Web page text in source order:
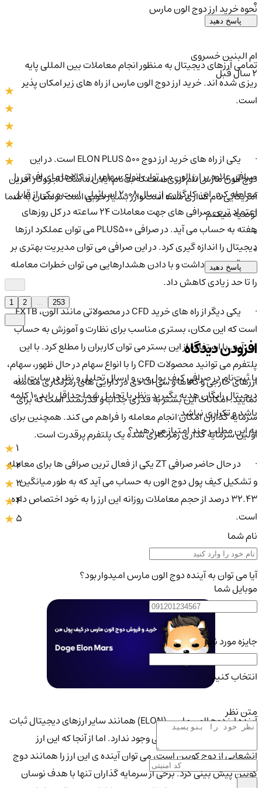
نحوه خرید ارز دوج الون مارس
تمامی ارزهای دیجیتال به منظور انجام معاملات بین المللی پایه
ریزی شده اند. خرید ارز دوج الون مارس از راه های زیر امکان پذیر
است.
· یکی از راه های خرید ارز دوج ELON PLUS 500 است. در این
صرافی علاوه بر ارز الون می توان انواع سهام، ارز، کالاها و ای اف تی را
معامله کرد. این کارگزاری از سال 2008 اسرائیلی است و یکی از قابل
اعتماد ترین صرافی های جهت معاملات 24 ساعته در کل روزهای
هفته به حساب می آید. در صرافی PLUS500 می توان عملکرد ارزها
دیجیتال را اندازه گیری کرد. در این صرافی می توان مدیریت بهتری بر
روی قیمت ها داشت و با دادن هشدارهایی می توان خطرات معامله
را تا حد زیادی کاهش داد.
· یکی دیگر از راه های خرید CFD در محصولاتی مانند الون، FXTB
است که این مکان، بستری مناسب برای نظارت و آموزش به حساب
می آید. با استفاده از این بستر می توان کاربران را مطلع کرد. با این
پلتفرم می توانید محصولات CFD را با انواع سهام در حال ظهور، سهام،
ارزهای خارجی و کالاها و سی اف دی در دارایی های رمزنگاری معامله
نمایید. امکانات این بستر به قدری جذاب و قدرتمند است که برای
سرمایه گذاران امکان انجام معامله را فراهم می کند. همچنین برای
اولین سرمایه گذاری رمزنگاری شده یک پلتفرم پرقدرت است.
· در حال حاضر صرافی ZT یکی از فعال ترین صرافی ها برای معامله
و تشکیل کیف پول دوج الون به حساب می آید که به طور میانگین
32.43 درصد از حجم معاملات روزانه این ارز را به خود اختصاص داده
است.
آیا می توان به آینده دوج الون مارس امیدوار بود؟
آینده ارز دوج الون مارس (ELON) همانند سایر ارزهای دیجیتال ثبات
خاصی ندارند و هیچ تضمینی وجود ندارد. اما از آنجا که این ارز
انشعابی از دوج کویین است، می توان آینده ی این ارز را همانند دوج
کویین پیش بینی کرد. برخی از سرمایه گذاران تنها با هدف نوسان
پاسخ دهید
ام البنین خسروی
دوج آلون مارس نام ارزی است که به نام ایلان مآسک تاجر وکار آفرین
آمریکایی نام گذاری شده است وارز بسیار خوبی است دوستان به شما
توصیه میکنم
پاسخ دهید
253
افزودن دیدگاه
با ثبت‌نام در صرافی کیف پول من و ارسال تحلیل و نظر در سایت ارز
دیجیتال رایگان هدیه بگیرید. نظر یا تحلیل شما حداقل باید ۱۰ کلمه
باشد و تکراری نباشد.
به این مطلب چند امتیاز می‌دهید؟
2
3
4
5
نام شما
موبایل شما
جایزه مورد نظر
انتخاب کنید
متن نظر